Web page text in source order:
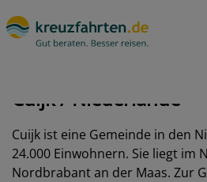
Cuijk / Niederlande
Cuijk ist eine Gemeinde in den
24.000 Einwohnern. Sie liegt im
Nordbrabant an der Maas. Zur